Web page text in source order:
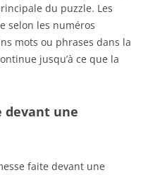
du puzzle. Les
selon les numéros
mots ou phrases dans la
jusqu’à ce que la
devant une
faite devant une